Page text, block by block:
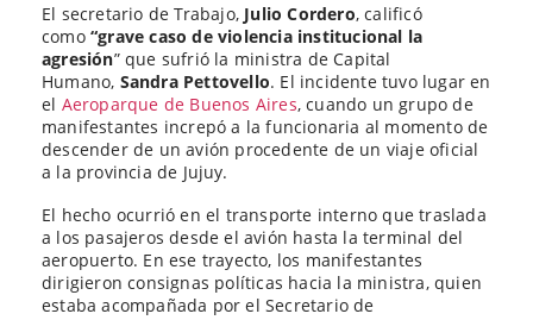
la
entrada
la
entrada
El secretario de Trabajo, Julio Cordero, calificó
como “grave caso de violencia institucional la
agresión” que sufrió la ministra de Capital
Humano, Sandra Pettovello. El incidente tuvo lugar en
el Aeroparque de Buenos Aires, cuando un grupo de
manifestantes increpó a la funcionaria al momento de
descender de un avión procedente de un viaje oficial
a la provincia de Jujuy.
El hecho ocurrió en el transporte interno que traslada
a los pasajeros desde el avión hasta la terminal del
aeropuerto. En ese trayecto, los manifestantes
dirigieron consignas políticas hacia la ministra, quien
estaba acompañada por el Secretario de